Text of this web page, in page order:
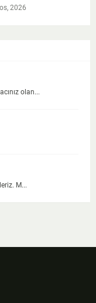
2026
olan...
M...